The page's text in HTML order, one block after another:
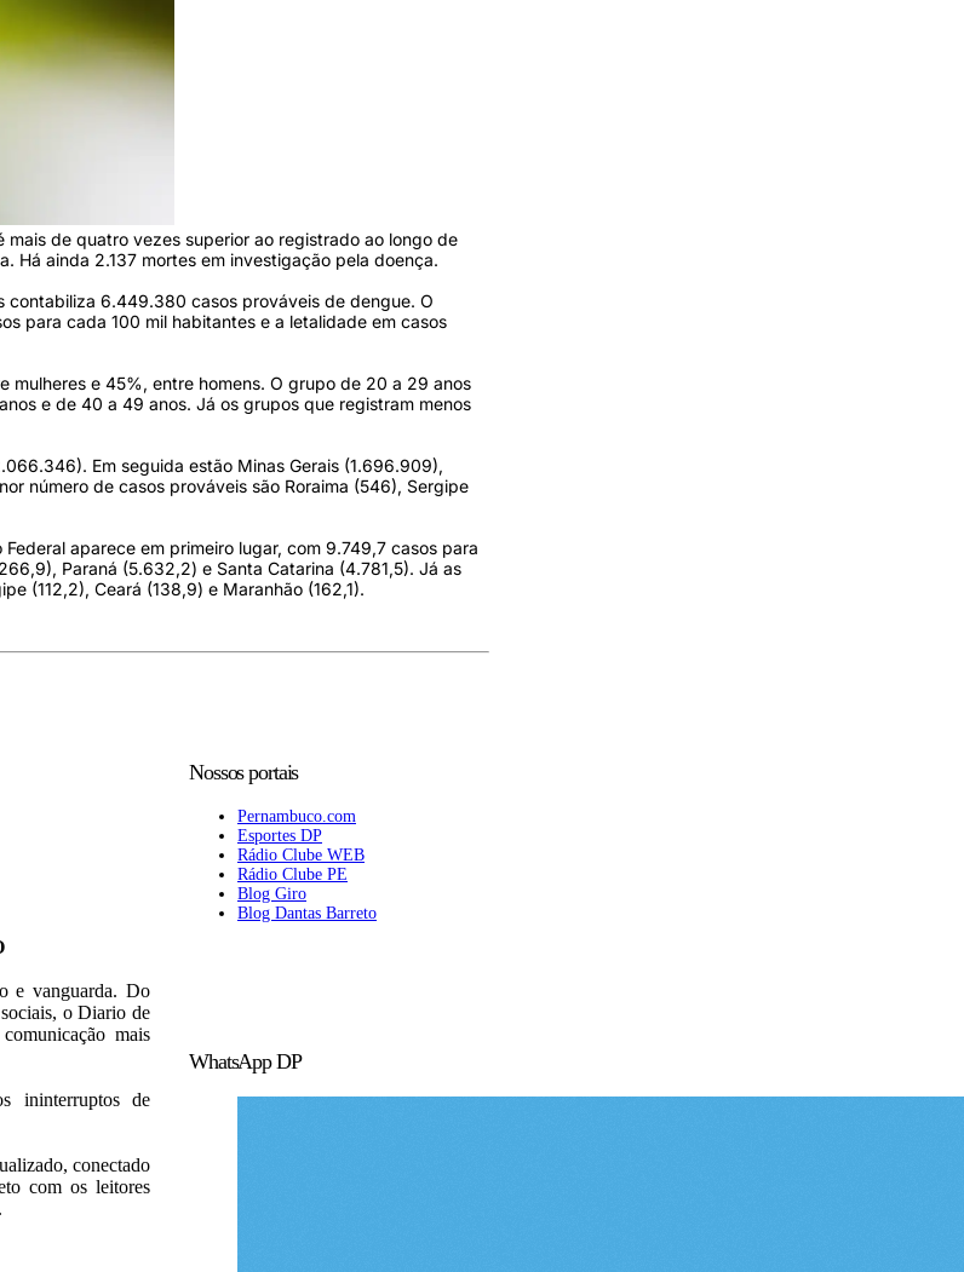
de quatro vezes superior ao registrado ao longo de
Há ainda 2.137 mortes em investigação pela doença.
contabiliza 6.449.380 casos prováveis de dengue. O
para cada 100 mil habitantes e a letalidade em casos
mulheres e 45%, entre homens. O grupo de 20 a 29 anos
e de 40 a 49 anos. Já os grupos que registram menos
Em seguida estão Minas Gerais (1.696.909),
número de casos prováveis são Roraima (546), Sergipe
aparece em primeiro lugar, com 9.749,7 casos para
Paraná (5.632,2) e Santa Catarina (4.781,5). Já as
(112,2), Ceará (138,9) e Maranhão (162,1).
e vanguarda. Do
o Diario de
mais
ininterruptos de
conectado
com os leitores
Nossos portais
Pernambuco.com
Esportes DP
Rádio Clube WEB
Rádio Clube PE
Blog Giro
Blog Dantas Barreto
WhatsApp DP